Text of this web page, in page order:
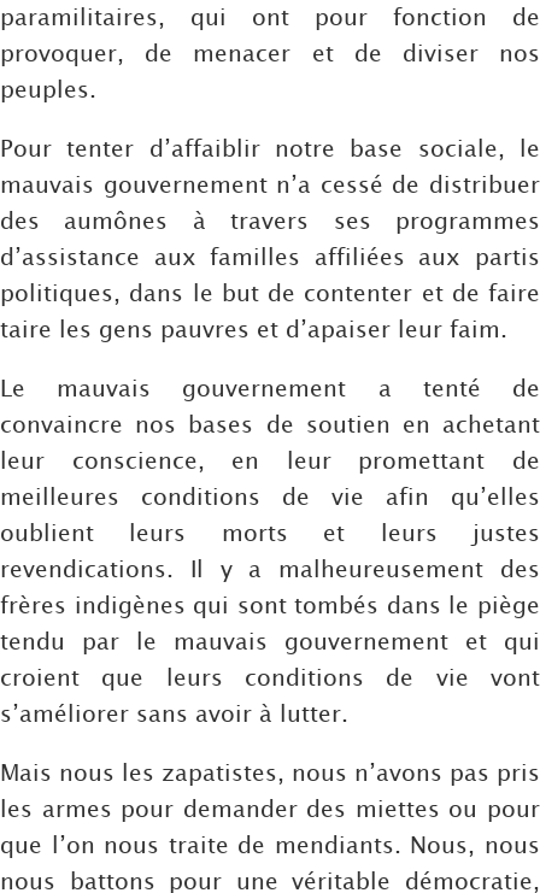
paramilitaires, qui ont pour fonction de
provoquer, de menacer et de diviser nos
peuples.
Pour tenter d’affaiblir notre base sociale, le
mauvais gouvernement n’a cessé de distribuer
des aumônes à travers ses programmes
d’assistance aux familles affiliées aux partis
politiques, dans le but de contenter et de faire
taire les gens pauvres et d’apaiser leur faim.
Le mauvais gouvernement a tenté de
convaincre nos bases de soutien en achetant
leur conscience, en leur promettant de
meilleures conditions de vie afin qu’elles
oublient leurs morts et leurs justes
revendications. Il y a malheureusement des
frères indigènes qui sont tombés dans le piège
tendu par le mauvais gouvernement et qui
croient que leurs conditions de vie vont
s’améliorer sans avoir à lutter.
Mais nous les zapatistes, nous n’avons pas pris
les armes pour demander des miettes ou pour
que l’on nous traite de mendiants. Nous, nous
nous battons pour une véritable démocratie,